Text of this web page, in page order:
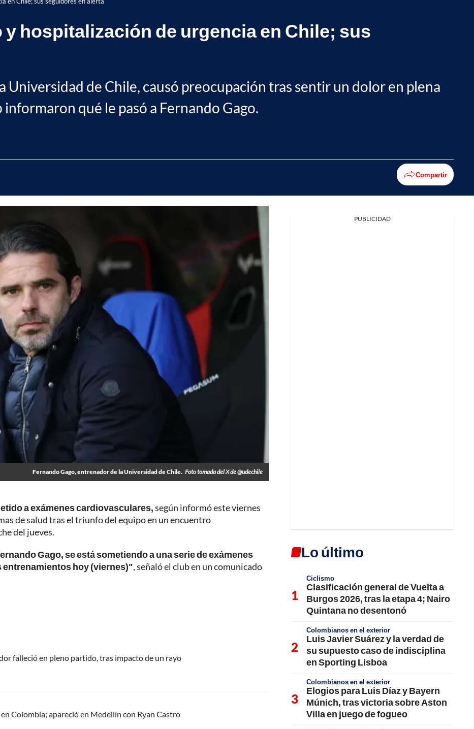
hospitalización de urgencia en Chile; sus
Universidad de Chile, causó preocupación tras sentir un dolor en plena
qué le pasó a Fernando Gago.
Compartir
Fernando Gago, entrenador de la Universidad de Chile. Foto tomada del X de @udechile
a exámenes cardiovasculares,según informó este viernes
de salud tras el triunfo del equipo en un encuentro
del jueves.
Gago, se está sometiendo a una serie de exámenes
entrenamientos hoy (viernes)", señaló el club en un comunicado
falleció en pleno partido, tras impacto de un rayo
Colombia; apareció en Medellín con Ryan Castro
PUBLICIDAD
Lo último
Ciclismo
Clasificación general de Vuelta a
Burgos 2026, tras la etapa 4; Nairo
Quintana no desentonó
Colombianos en el exterior
Luis Javier Suárez y la verdad de
su supuesto caso de indisciplina
en Sporting Lisboa
Colombianos en el exterior
Elogios para Luis Díaz y Bayern
Múnich, tras victoria sobre Aston
Villa en juego de fogueo